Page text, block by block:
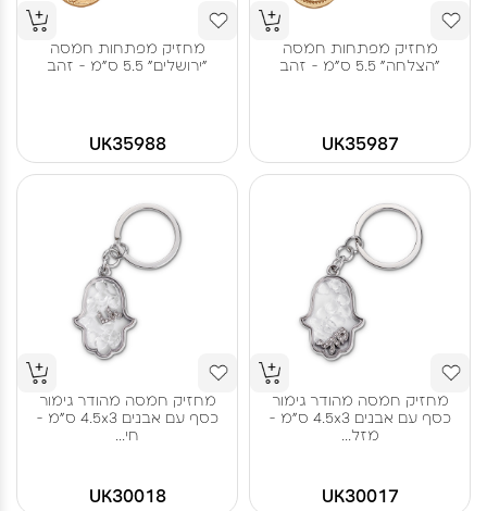
מחזיק מפתחות חמסה
"הצלחה" 5.5 ס"מ - זהב
UK35987
מחזיק מפתחות חמסה
"ירושלים" 5.5 ס"מ - זהב
UK35988
מחזיק חמסה מהודר גימור
כסף עם אבנים 4.5x3 ס"מ -
מזל...
UK30017
מחזיק חמסה מהודר גימור
כסף עם אבנים 4.5x3 ס"מ -
חי...
UK30018